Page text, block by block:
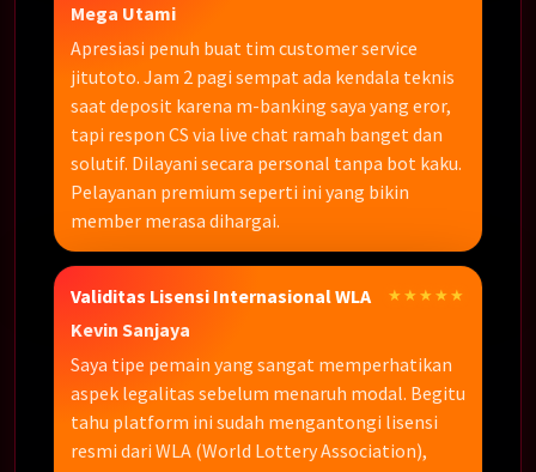
Mega Utami
Apresiasi penuh buat tim customer service
jitutoto. Jam 2 pagi sempat ada kendala teknis
saat deposit karena m-banking saya yang eror,
tapi respon CS via live chat ramah banget dan
solutif. Dilayani secara personal tanpa bot kaku.
Pelayanan premium seperti ini yang bikin
member merasa dihargai.
Validitas Lisensi Internasional WLA ★★★★★
Kevin Sanjaya
Saya tipe pemain yang sangat memperhatikan
aspek legalitas sebelum menaruh modal. Begitu
tahu platform ini sudah mengantongi lisensi
resmi dari WLA (World Lottery Association),